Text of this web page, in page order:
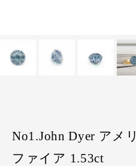
No1.John Dyer アメ
ファイア 1.53ct